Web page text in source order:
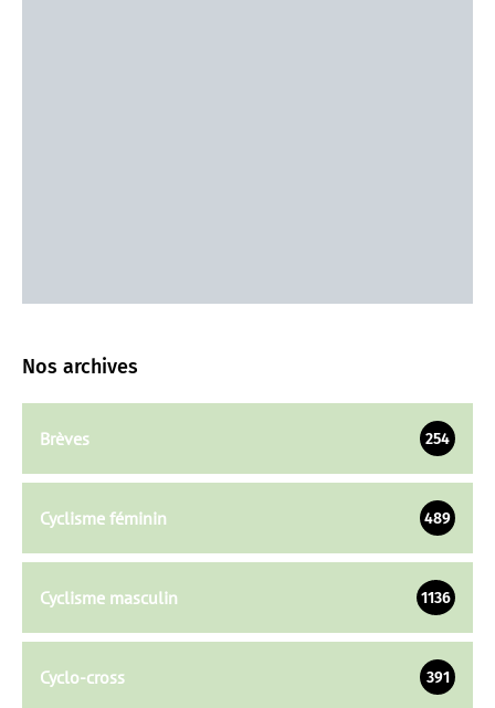
Nos archives
Brèves 254
Cyclisme féminin 489
Cyclisme masculin 1136
Cyclo-cross 391